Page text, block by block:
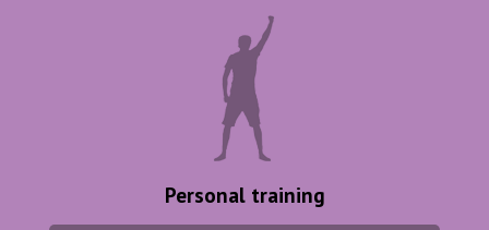
Personal training